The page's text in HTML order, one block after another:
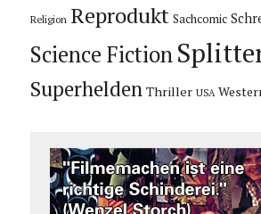
Religion Reprodukt Sachcomic
Science Fiction
Superhelden Thriller USA